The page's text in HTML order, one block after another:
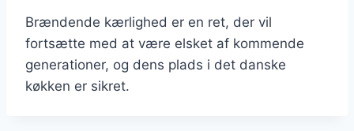
Brændende kærlighed er en ret, der vil
fortsætte med at være elsket af kommende
generationer, og dens plads i det danske
køkken er sikret.